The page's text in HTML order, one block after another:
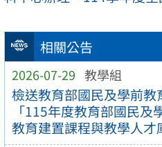
相關公告
2026-07-29 教學組
檢送教育部國民及學前
「115年度教育部國民
教育建置課程與教學人才